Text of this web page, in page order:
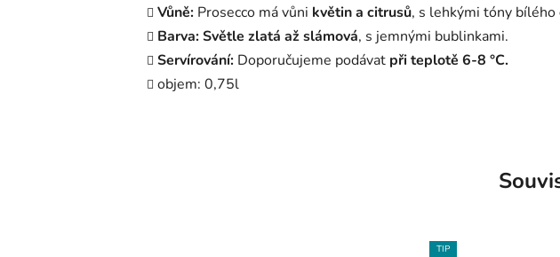
Vůně: Prosecco má vůni květin a citrusů, s lehkými tóny bílého
Barva:Světle zlatá až slámová, s jemnými bublinkami.
Servírování: Doporučujeme podávat při teplotě 6-8 °C.
objem: 0,75l
TIP